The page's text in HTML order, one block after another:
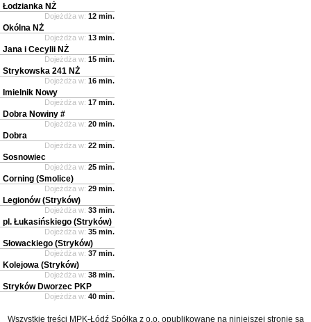
Łodzianka NŻ
Dojeżdża w: 12 min.
Okólna NŻ
Dojeżdża w: 13 min.
Jana i Cecylii NŻ
Dojeżdża w: 15 min.
Strykowska 241 NŻ
Dojeżdża w: 16 min.
Imielnik Nowy
Dojeżdża w: 17 min.
Dobra Nowiny #
Dojeżdża w: 20 min.
Dobra
Dojeżdża w: 22 min.
Sosnowiec
Dojeżdża w: 25 min.
Corning (Smolice)
Dojeżdża w: 29 min.
Legionów (Stryków)
Dojeżdża w: 33 min.
pl. Łukasińskiego (Stryków)
Dojeżdża w: 35 min.
Słowackiego (Stryków)
Dojeżdża w: 37 min.
Kolejowa (Stryków)
Dojeżdża w: 38 min.
Stryków Dworzec PKP
Dojeżdża w: 40 min.
Wszystkie treści MPK-Łódź Spółka z o.o. opublikowane na niniejszej stronie są